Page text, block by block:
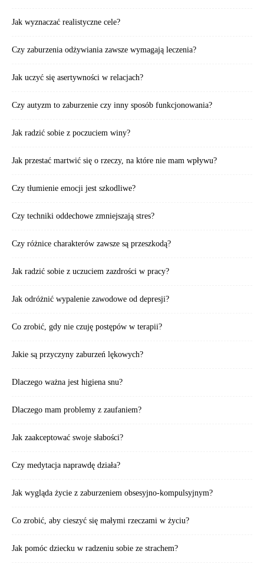
Jak wyznaczać realistyczne cele?
Czy zaburzenia odżywiania zawsze wymagają leczenia?
Jak uczyć się asertywności w relacjach?
Czy autyzm to zaburzenie czy inny sposób funkcjonowania?
Jak radzić sobie z poczuciem winy?
Jak przestać martwić się o rzeczy, na które nie mam wpływu?
Czy tłumienie emocji jest szkodliwe?
Czy techniki oddechowe zmniejszają stres?
Czy różnice charakterów zawsze są przeszkodą?
Jak radzić sobie z uczuciem zazdrości w pracy?
Jak odróżnić wypalenie zawodowe od depresji?
Co zrobić, gdy nie czuję postępów w terapii?
Jakie są przyczyny zaburzeń lękowych?
Dlaczego ważna jest higiena snu?
Dlaczego mam problemy z zaufaniem?
Jak zaakceptować swoje słabości?
Czy medytacja naprawdę działa?
Jak wygląda życie z zaburzeniem obsesyjno-kompulsyjnym?
Co zrobić, aby cieszyć się małymi rzeczami w życiu?
Jak pomóc dziecku w radzeniu sobie ze strachem?